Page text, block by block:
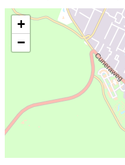
+
−